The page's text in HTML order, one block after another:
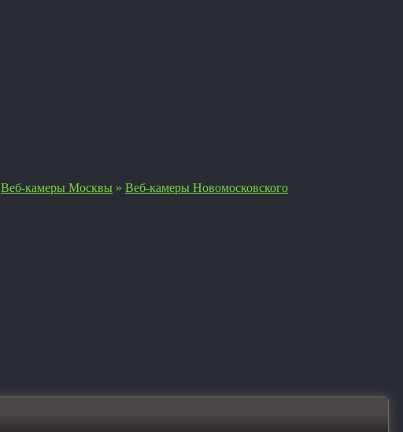
Веб-камеры Москвы » Веб-камеры Новомосковского